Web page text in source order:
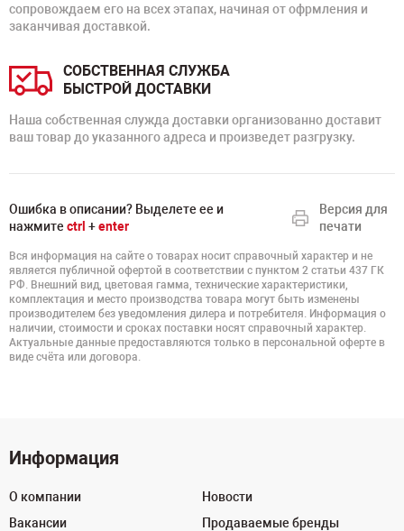
сопровождаем его на всех этапах, начиная от офрмления и
заканчивая доставкой.
СОБСТВЕННАЯ СЛУЖБА
БЫСТРОЙ ДОСТАВКИ
Наша собственная служда доставки организованно доставит
ваш товар до указанного адреса и произведет разгрузку.
Ошибка в описании? Выделете ее и
нажмите ctrl +enter
Версия для
печати
Вся информация на сайте о товарах носит справочный характер и не
является публичной офертой в соответствии с пунктом 2 статьи 437 ГК
РФ. Внешний вид, цветовая гамма, технические характеристики,
комплектация и место производства товара могут быть изменены
производителем без уведомления дилера и потребителя. Информация о
наличии, стоимости и сроках поставки носят справочный характер.
Актуальные данные предоставляются только в персональной оферте в
виде счёта или договора.
Информация
О компании
Вакансии
Новости
Продаваемые бренды